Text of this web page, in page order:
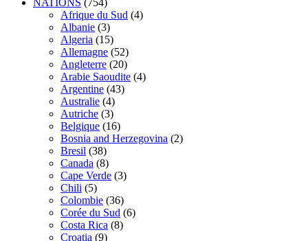
NATIONS (754)
Afrique du Sud (4)
Albanie (3)
Algeria (15)
Allemagne (52)
Angleterre (20)
Arabie Saoudite (4)
Argentine (43)
Australie (4)
Autriche (3)
Belgique (16)
Bosnia and Herzegovina (2)
Bresil (38)
Canada (8)
Cape Verde (3)
Chili (5)
Colombie (36)
Corée du Sud (6)
Costa Rica (8)
Croatia (9)